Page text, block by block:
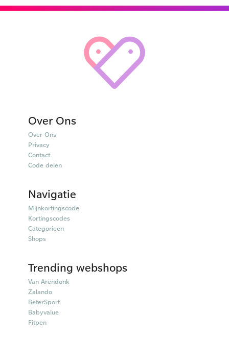
Over Ons
Over Ons
Privacy
Contact
Code delen
Navigatie
Mijnkortingscode
Kortingscodes
Categorieën
Shops
Trending webshops
Van Arendonk
Zalando
BeterSport
Babyvalue
Fitpen